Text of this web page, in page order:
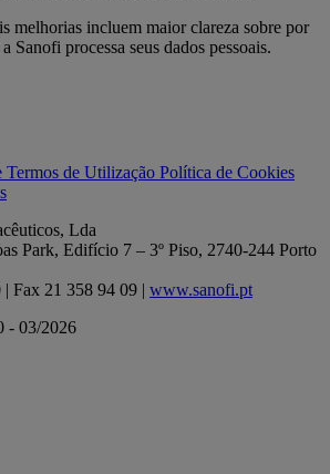
melhorias incluem maior clareza sobre por
Sanofi processa seus dados pessoais.
Termos de Utilização Política de Cookies
Lda
Park, Edifício 7 – 3º Piso, 2740-244 Porto
Fax 21 358 94 09 | www.sanofi.pt
- 03/2026